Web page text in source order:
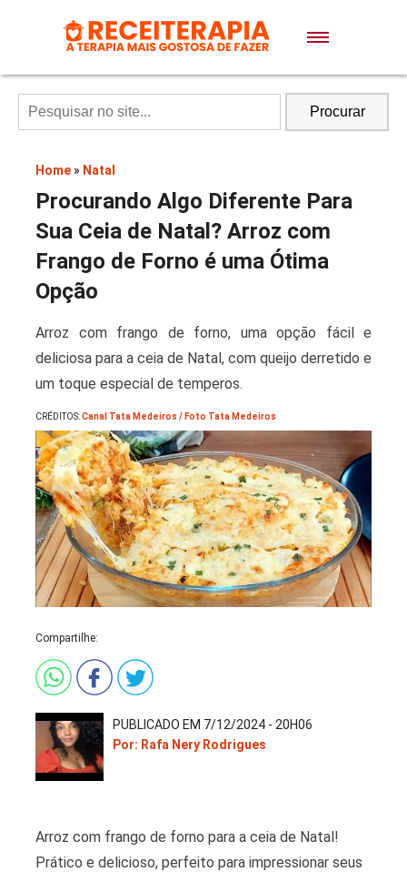
Doces e Sobremesas
Air Fryer
Lanches
Bolos
Pães
Sopas
Saladas
Procurar
Home » Natal
Procurando Algo Diferente Para
Sua Ceia de Natal? Arroz com
Frango de Forno é uma Ótima
Opção
Arroz com frango de forno, uma opção fácil e
deliciosa para a ceia de Natal, com queijo derretido e
um toque especial de temperos.
CRÉDITOS:Canal Tata Medeiros / Foto Tata Medeiros
Compartilhe:
PUBLICADO EM 7/12/2024 - 20H06
Por: Rafa Nery Rodrigues
Arroz com frango de forno para a ceia de Natal!
Prático e delicioso, perfeito para impressionar seus